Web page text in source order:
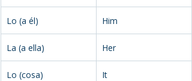
Lo (a él) Him
La (a ella) Her
Lo (cosa) It